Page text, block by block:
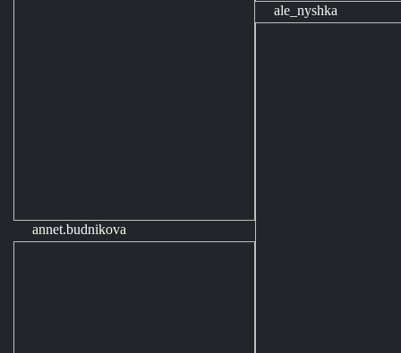
annet.budnikova
ale_nyshka